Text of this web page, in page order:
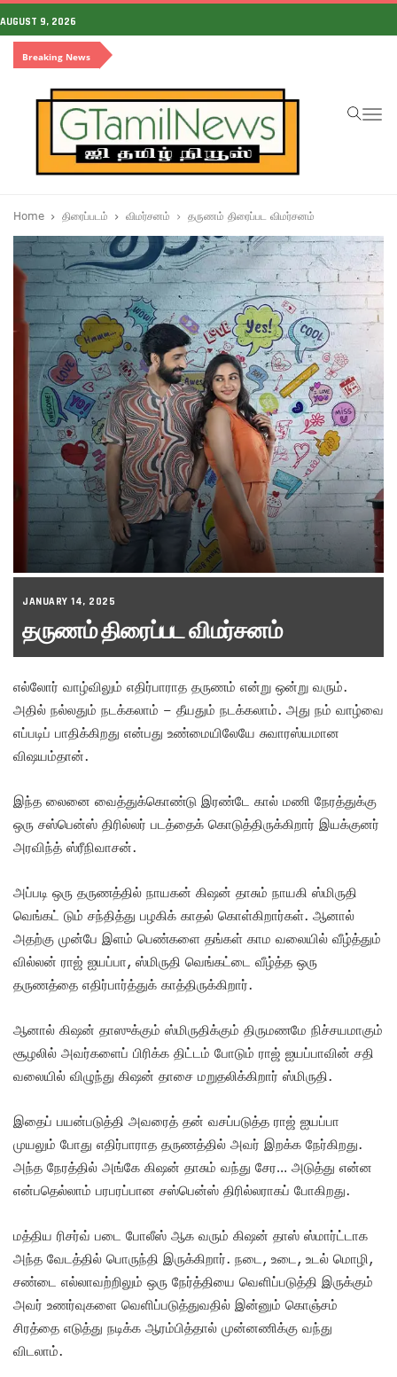
AUGUST 9, 2026
Breaking News
Home திரைப்படம் விமர்சனம் தருணம் திரைப்பட விமர்சனம்
JANUARY 14, 2025
தருணம் திரைப்பட விமர்சனம்
எல்லோர் வாழ்விலும் எதிர்பாராத தருணம் என்று ஒன்று வரும்.
அதில் நல்லதும் நடக்கலாம் – தீயதும் நடக்கலாம். அது நம் வாழ்வை
எப்படிப் பாதிக்கிறது என்பது உண்மையிலேயே சுவாரஸ்யமான
விஷயம்தான்.
இந்த லைனை வைத்துக்கொண்டு இரண்டே கால் மணி நேரத்துக்கு
ஒரு சஸ்பென்ஸ் திரில்லர் படத்தைக் கொடுத்திருக்கிறார் இயக்குனர்
அரவிந்த் ஸ்ரீநிவாசன்.
அப்படி ஒரு தருணத்தில் நாயகன் கிஷன் தாசும் நாயகி ஸ்மிருதி
வெங்கட் டும் சந்தித்து பழகிக் காதல் கொள்கிறார்கள். ஆனால்
அதற்கு முன்பே இளம் பெண்களை தங்கள் காம வலையில் வீழ்த்தும்
வில்லன் ராஜ் ஐயப்பா, ஸ்மிருதி வெங்கட்டை வீழ்த்த ஒரு
தருணத்தை எதிர்பார்த்துக் காத்திருக்கிறார்.
ஆனால் கிஷன் தாஸுக்கும் ஸ்மிருதிக்கும் திருமணமே நிச்சயமாகும்
சூழலில் அவர்களைப் பிரிக்க திட்டம் போடும் ராஜ் ஐயப்பாவின் சதி
வலையில் விழுந்து கிஷன் தாசை மறுதலிக்கிறார் ஸ்மிருதி.
இதைப் பயன்படுத்தி அவரைத் தன் வசப்படுத்த ராஜ் ஐயப்பா
முயலும் போது எதிர்பாராத தருணத்தில் அவர் இறக்க நேர்கிறது.
அந்த நேரத்தில் அங்கே கிஷன் தாசும் வந்து சேர… அடுத்து என்ன
என்பதெல்லாம் பரபரப்பான சஸ்பென்ஸ் திரில்லராகப் போகிறது.
மத்திய ரிசர்வ் படை போலீஸ் ஆக வரும் கிஷன் தாஸ் ஸ்மார்ட்டாக
அந்த வேடத்தில் பொருந்தி இருக்கிறார். நடை, உடை, உடல் மொழி,
சண்டை எல்லாவற்றிலும் ஒரு நேர்த்தியை வெளிப்படுத்தி இருக்கும்
அவர் உணர்வுகளை வெளிப்படுத்துவதில் இன்னும் கொஞ்சம்
சிரத்தை எடுத்து நடிக்க ஆரம்பித்தால் முன்னணிக்கு வந்து
விடலாம்.